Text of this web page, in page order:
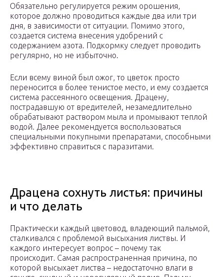
Обязательно регулируется режим орошения,
которое должно проводиться каждые два или три
дня, в зависимости от ситуации. Помимо этого,
создается система внесения удобрений с
содержанием азота. Подкормку следует проводить
регулярно, но не избыточно.
Если всему виной был ожог, то цветок просто
переносится в более тенистое место, и ему создается
система рассеянного освещения. Драцену,
пострадавшую от вредителей, незамедлительно
обрабатывают раствором мыла и промывают теплой
водой. Далее рекомендуется воспользоваться
специальными покупными препаратами, способными
эффективно справиться с паразитами.
Драцена сохнуть листья: причины
и что делать
Практически каждый цветовод, владеющий пальмой,
сталкивался с проблемой высыхания листвы. И
каждого интересует вопрос – почему так
происходит. Самая распространенная причина, по
которой высыхает листва – недостаточно влаги в